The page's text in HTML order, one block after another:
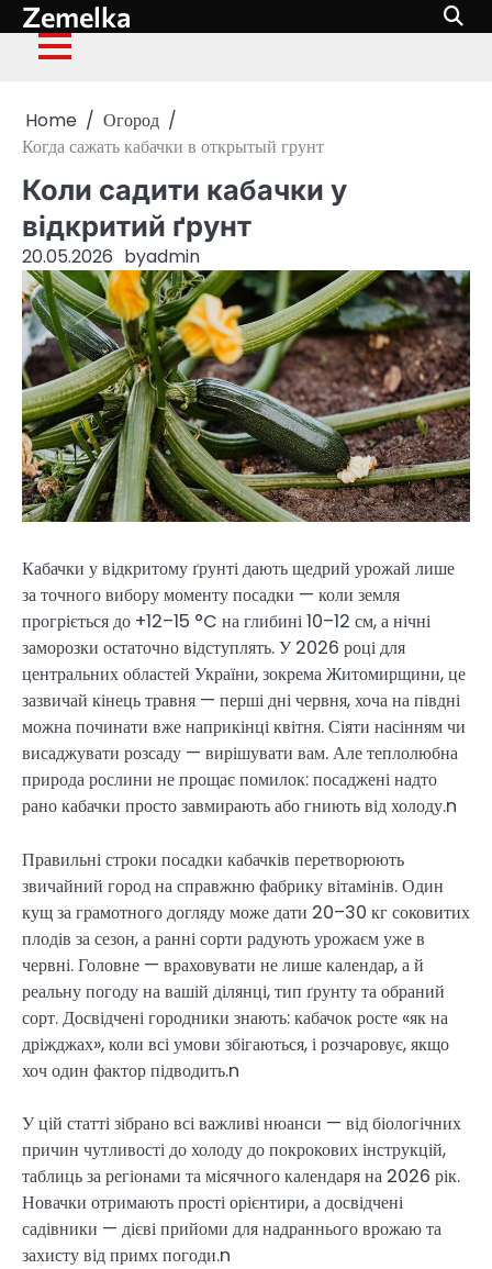
Skip
to
content
Zemelka
Home
Огород
Когда сажать кабачки в открытый грунт
Коли садити кабачки у
відкритий ґрунт
20.05.2026 byadmin
Кабачки у відкритому ґрунті дають щедрий урожай лише
за точного вибору моменту посадки — коли земля
прогріється до +12–15 °C на глибині 10–12 см, а нічні
заморозки остаточно відступлять. У 2026 році для
центральних областей України, зокрема Житомирщини, це
зазвичай кінець травня — перші дні червня, хоча на півдні
можна починати вже наприкінці квітня. Сіяти насінням чи
висаджувати розсаду — вирішувати вам. Але теплолюбна
природа рослини не прощає помилок: посаджені надто
рано кабачки просто завмирають або гниють від холоду.n
Правильні строки посадки кабачків перетворюють
звичайний город на справжню фабрику вітамінів. Один
кущ за грамотного догляду може дати 20–30 кг соковитих
плодів за сезон, а ранні сорти радують урожаєм уже в
червні. Головне — враховувати не лише календар, а й
реальну погоду на вашій ділянці, тип ґрунту та обраний
сорт. Досвідчені городники знають: кабачок росте «як на
дріжджах», коли всі умови збігаються, і розчаровує, якщо
хоч один фактор підводить.n
У цій статті зібрано всі важливі нюанси — від біологічних
причин чутливості до холоду до покрокових інструкцій,
таблиць за регіонами та місячного календаря на 2026 рік.
Новачки отримають прості орієнтири, а досвідчені
садівники — дієві прийоми для надраннього врожаю та
захисту від примх погоди.n